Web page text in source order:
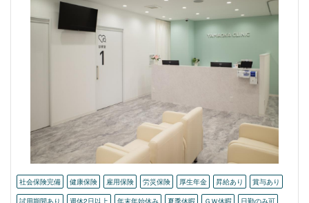
社会保険完備 健康保険 雇用保険 労災保険 厚生年金 昇給あり
賞与あり
試用期間あり
週休2日以上 年末年始休み 夏季休暇 ＧＷ休暇
日勤のみ可